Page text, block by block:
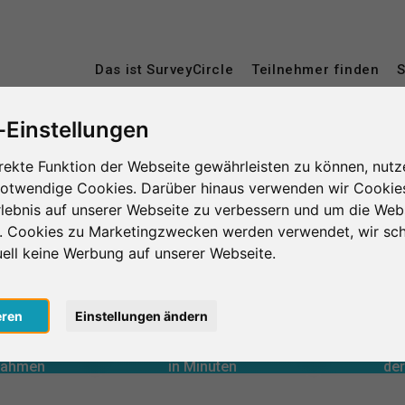
Funktion der Webseite gewährleisten zu können,
Cookies. Darüber hinaus verwenden wir
auf unserer Webseite zu verbessern und um die
Cookies zu Marketingzwecken werden verwendet, wir
keine Werbung auf unserer Webseite.
Einstellungen ändern
Das ist SurveyCircle Teilnehmer finden
Worcester
erhaltene
erbrachte 0
in Minuten
0
in Minuten